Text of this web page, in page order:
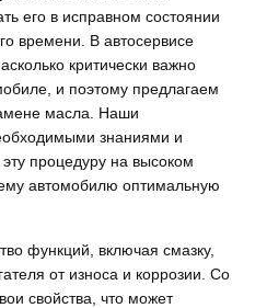
его в исправном состоянии
времени. В автосервисе
критически важно
и поэтому предлагаем
масла. Наши
знаниями и
процедуру на высоком
автомобилю оптимальную
функций, включая смазку,
от износа и коррозии. Со
свойства, что может